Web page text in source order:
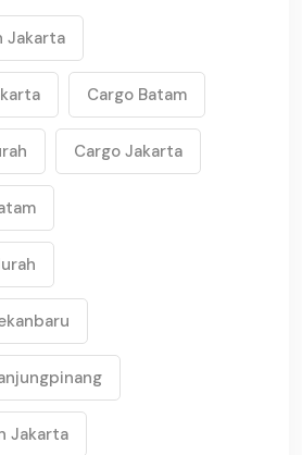
Jakarta
Cargo Batam
Cargo Jakarta
Jakarta